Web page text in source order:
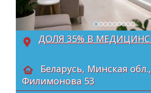
ДОЛЯ 35% В
Беларусь, Минская
Филимонова 53